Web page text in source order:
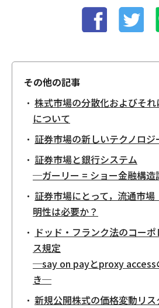
その他の記事
株式市場の分散化およびそ
について
証券市場の新しいテクノロジ
証券市場と銀行システム
─ガーリー = ショー金融構
証券市場にとって，流通市
明性は必要か？
ドッド・フランク法のコー
ス規定
─say on payとproxy access
き─
新規公開株式の価格変動リ